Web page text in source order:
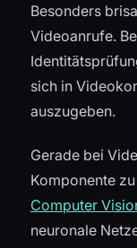
Besonders
Videoanrufe.
sich in
auszugeben.
Gerade bei
Komponente
Computer
neuronale